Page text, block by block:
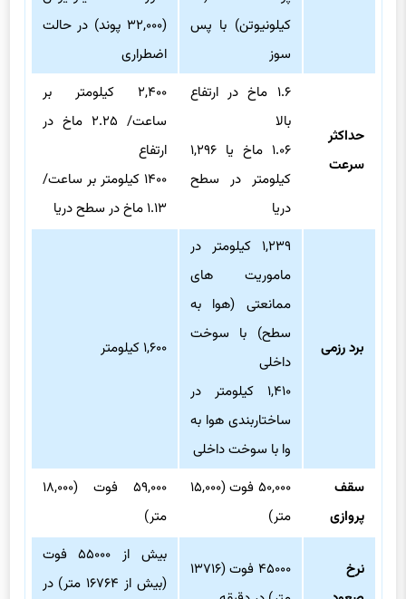
کیلونیوتن) با پس
سوز
(۳۲,۰۰۰ پوند) در حالت
اضطراری
حداکثر
سرعت
۱.۶ ماخ در ارتفاع
بالا
۱.۰۶ ماخ یا ۱,۲۹۶
کیلومتر در سطح
دریا
۲,۴۰۰ کیلومتر بر
ساعت/ ۲.۲۵ ماخ در
ارتفاع
۱۴۰۰ کیلومتر بر ساعت/
۱.۱۳ ماخ در سطح دریا
برد رزمی
۱,۲۳۹ کیلومتر در
ماموریت های
ممانعتی (هوا به
سطح) با سوخت
داخلی
۱,۴۱۰ کیلومتر در
ساختاربندی هوا به
وا با سوخت داخلی
۱,۶۰۰ کیلومتر
سقف
پروازی
۵۰,۰۰۰ فوت (۱۵,۰۰۰
متر)
۵۹,۰۰۰ فوت (۱۸,۰۰۰
متر)
نرخ
۴۵۰۰۰ فوت (۱۳۷۱۶
بیش از ۵۵۰۰۰ فوت
(بیش از ۱۶۷۶۴ متر) در